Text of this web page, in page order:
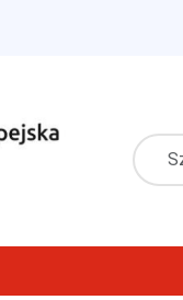
Szukaj